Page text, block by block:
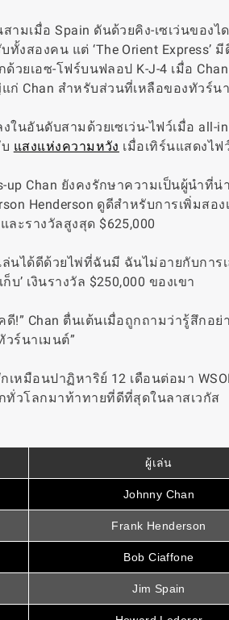
ามเมื่อ Spain ดันด้วยคิง-เซเว่นของ
ทั้งสองคน แต่ ‘The Orient
ด้วยเอซ-โฟร์บนฟลอป K-J-4 เมื่อ
ก่ Chan สำหรับส่วนที่เหลือของทัวร์น
งในอันดับสามด้วยเซเว่น-ไฟว์เมื่อ
แสงแห่งความหวัง เมื่อเทิร์นแสดงไ
up Chan ยังคงรักษาความเป็นผู้นำที่
Henderson ดูดีสำหรับการเพิ่มส
ละรางวัลสูงสุด $625,000
นได้ดีด้วยไพ่ที่ฉันมี ฉันไม่อายกับการ
บ’ เงินรางวัล $250,000 ของเขา
!” Chan ตื่นเต้นเมื่อถูกถามว่ารู้สึกอ
ร์นาเมนต์”
เหมือนปาฏิหาริย์ 12 เดือนต่อมา
ทั่วโลกมาท้าทายที่ดีที่สุดในลาสเวกัส
ผู้เล่น
Johnny Chan
Frank Henderson
Bob Ciaffone
Jim Spain